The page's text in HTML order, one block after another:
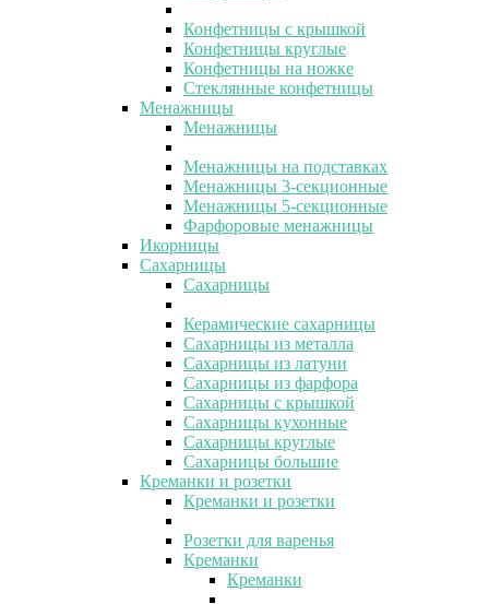
Конфетницы с крышкой
Конфетницы круглые
Конфетницы на ножке
Стеклянные конфетницы
Менажницы
Менажницы
Менажницы на подставках
Менажницы 3-секционные
Менажницы 5-секционные
Фарфоровые менажницы
Икорницы
Сахарницы
Сахарницы
Керамические сахарницы
Сахарницы из металла
Сахарницы из латуни
Сахарницы из фарфора
Сахарницы с крышкой
Сахарницы кухонные
Сахарницы круглые
Сахарницы большие
Креманки и розетки
Креманки и розетки
Розетки для варенья
Креманки
Креманки